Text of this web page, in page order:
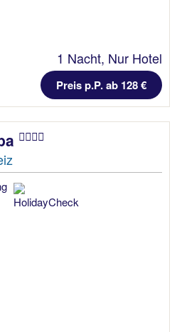
1 Nacht, Nur Hotel
Preis p.P. ab 128 €